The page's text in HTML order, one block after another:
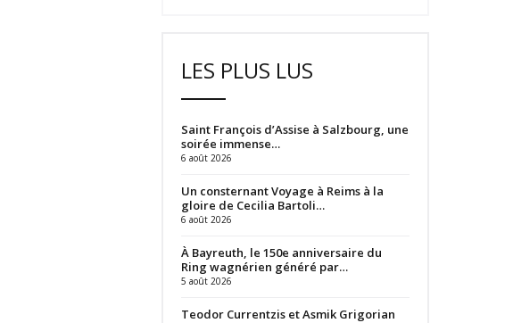
LES PLUS LUS
Saint François d’Assise à Salzbourg, une
soirée immense…
6 août 2026
Un consternant Voyage à Reims à la
gloire de Cecilia Bartoli…
6 août 2026
À Bayreuth, le 150e anniversaire du
Ring wagnérien généré par…
5 août 2026
Teodor Currentzis et Asmik Grigorian